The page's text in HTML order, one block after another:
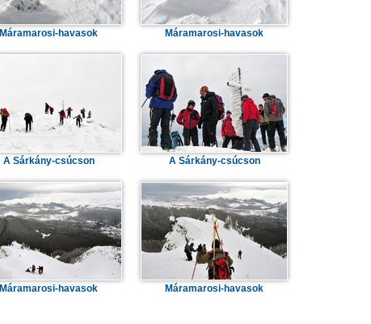
Máramarosi-havasok Máramarosi-havasok
A Sárkány-csúcson A Sárkány-csúcson
Máramarosi-havasok Máramarosi-havasok